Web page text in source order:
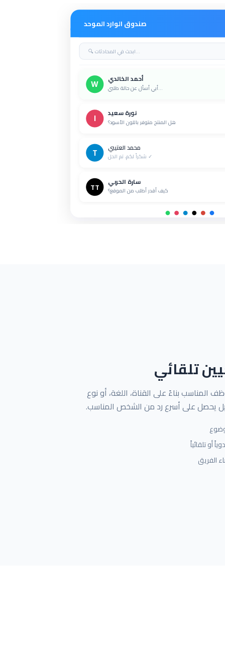
صندوق الوارد الموحد
🔍 ابحث في المحادثات...
W
أحمد الخالدي
I
نورة سعيد
هل المنتج متوفر باللون الأسود؟
T
محمد العتيبي
شكراً لكم، تم الحل ✓
TT
سارة الحربي
كيف أقدر أطلب من الموقع؟
تلقائي
المناسب بناءً على القناة، اللغة، أو نوع
يحصل على أسرع رد من الشخص المناسب.
أو تلقائياً
الفريق